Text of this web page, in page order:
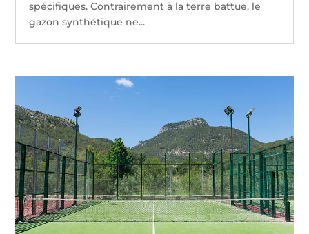
spécifiques. Contrairement à la terre battue, le
gazon synthétique ne...